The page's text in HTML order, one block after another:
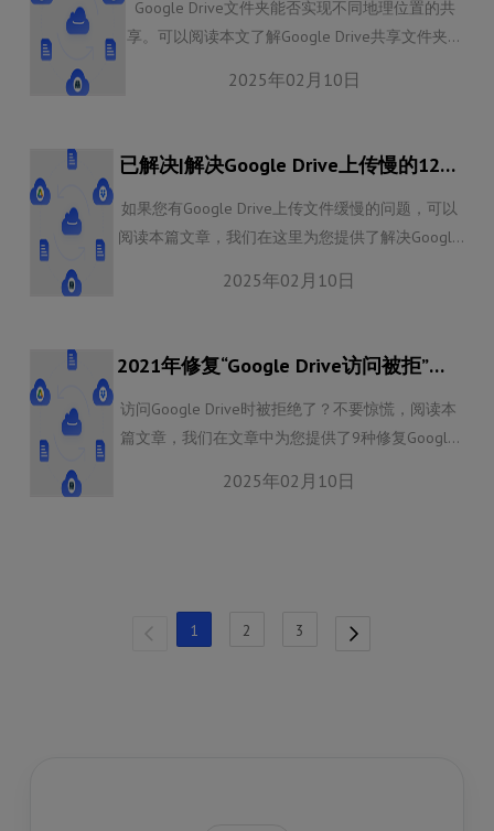
Google Drive文件夹能否实现不同地理位置的共
享。可以阅读本文了解Google Drive共享文件夹的
2025年02月10日
已解决|解决Google Drive上传慢的12种
如果您有Google Drive上传文件缓慢的问题，可以
阅读本篇文章，我们在这里为您提供了解决Google
2025年02月10日
2021年修复“Google Drive访问被拒”的9
访问Google Drive时被拒绝了？不要惊慌，阅读本
篇文章，我们在文章中为您提供了9种修复Google
2025年02月10日
1 2 3